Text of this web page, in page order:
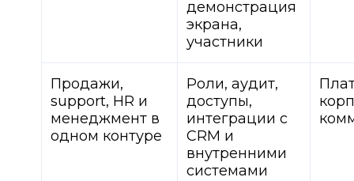
демонстрация
экрана,
участники
Продажи,
support, HR и
менеджмент в
одном контуре
Роли, аудит,
доступы,
интеграции с
CRM и
внутренними
системами